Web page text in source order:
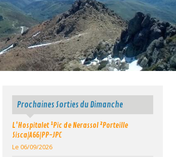
Prochaines Sorties du Dimanche
L'Hospitalet ¹Pic de Nerassol ²Porteille
Sisca|A66|PP-JPC
Le 06/09/2026